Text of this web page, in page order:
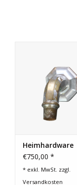
Heimhardware
€750,00 *
* exkl. MwSt. zzgl.
Versandkosten